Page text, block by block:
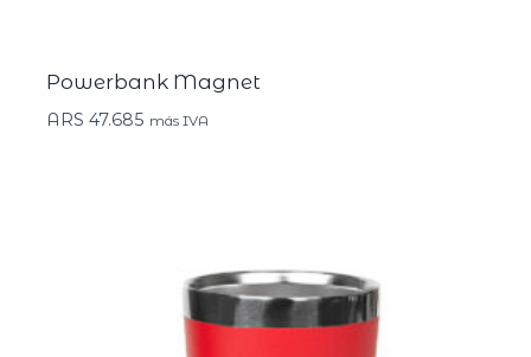
Powerbank Magnet
ARS 47.685 más IVA